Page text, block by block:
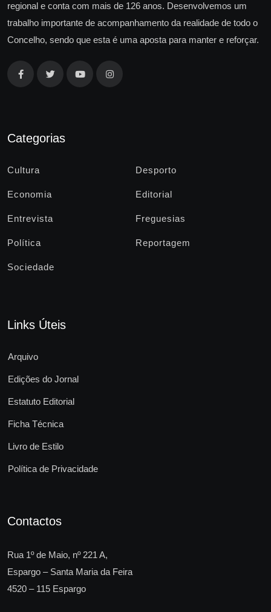
regional e conta com mais de 126 anos. Desenvolvemos um
trabalho importante de acompanhamento da realidade de todo o
Concelho, sendo que esta é uma aposta para manter e reforçar.
Categorias
Cultura Desporto
Economia Editorial
Entrevista Freguesias
Política Reportagem
Sociedade
Links Úteis
Arquivo
Edições do Jornal
Estatuto Editorial
Ficha Técnica
Livro de Estilo
Política de Privacidade
Contactos
Rua 1º de Maio, nº 221 A,
Espargo – Santa Maria da Feira
4520 – 115 Espargo